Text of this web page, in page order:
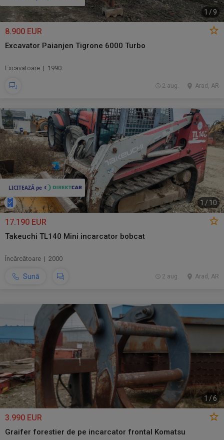
1 /9
8.900 EUR
Excavator Paianjen Tigrone 6000 Turbo
Excavatoare | 1990
Arad, AR
2 aug.
1 /10
17.190 EUR
Takeuchi TL140 Mini incarcator bobcat
Încărcătoare | 2000
Sună Arad, AR
2 aug.
1 /6
3.990 EUR
Graifer forestier de pe incarcator frontal Komatsu